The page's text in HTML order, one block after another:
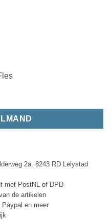
2a, 8243 RD Lelystad
met PostNL of DPD
de artikelen
Paypal en meer